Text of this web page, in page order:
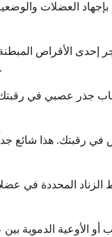
بإجهاد العضلات
إحدى الأقراص
بسبب العمل على الكمبيوتر وحده، ولكنه يمكن أن يحدث إذا كانت لديك مشكلة كامنة في القرص تتفاقم بسبب الوضعية السيئة.
جذر عصبي في
في رقبتك. هذا شائع
الزناد المحددة في
الأوعية الدموية